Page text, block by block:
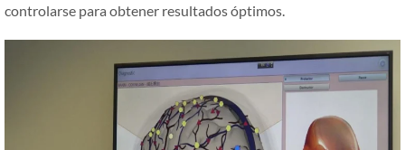
controlarse para obtener resultados óptimos.